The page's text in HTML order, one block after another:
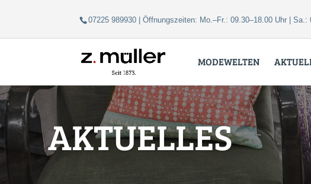
springen
springen
07225 989930 | Öffnungszeiten: Mo.–Fr.: 09.30–18.00 Uhr | Sa.:
MODEWELTEN
AKTUELLES